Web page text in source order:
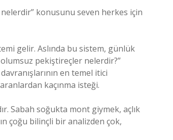
konusunu seven herkes için
gelir. Aslında bu sistem, günlük
pekiştireçler nelerdir?”
en temel itici
kaçınma isteği.
Sabah soğukta mont giymek, açlık
çoğu bilinçli bir analizden çok,